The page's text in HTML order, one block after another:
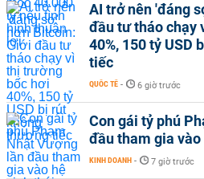
AI trở nên 'đáng
đầu tư tháo chạy
40%, 150 tỷ USD
tiếc
QUỐC TẾ - 6 giờ trước
Con gái tỷ phú
đầu tham gia
KINH DOANH - 7 giờ trước